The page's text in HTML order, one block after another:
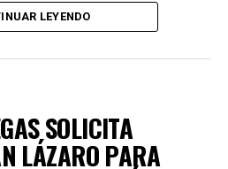
del bienestar social
LEYENDO
SOLICITA
LÁZARO PARA